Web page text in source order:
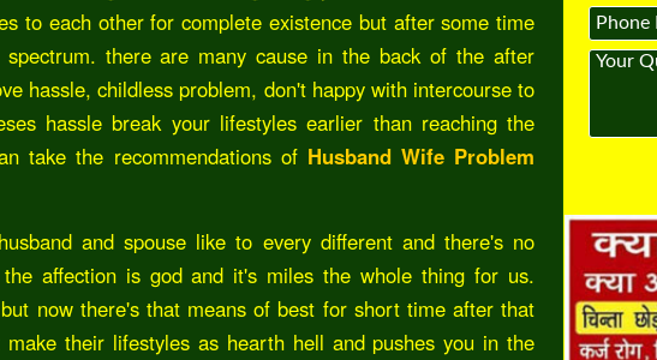
to each other for complete existence but after some time
there are many cause in the back of the after
hassle, childless problem, don't happy with intercourse to
hassle break your lifestyles earlier than reaching the
take the recommendations of Husband Wife Problem
and spouse like to every different and there's no
affection is god and it's miles the whole thing for us.
but now there's that means of best for short time after that
their lifestyles as hearth hell and pushes you in the